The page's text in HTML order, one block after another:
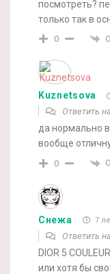
посмотреть?
только так в
0
Kuznetsova
Ответить на
да нормально
вообще
0
Снежа 7
Ответить на
DIOR 5
или хотя бы